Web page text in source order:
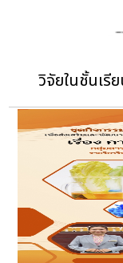
วิจัยในชั้นเ